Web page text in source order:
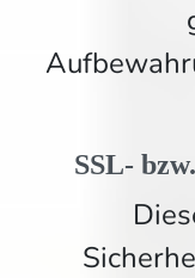
SSL-